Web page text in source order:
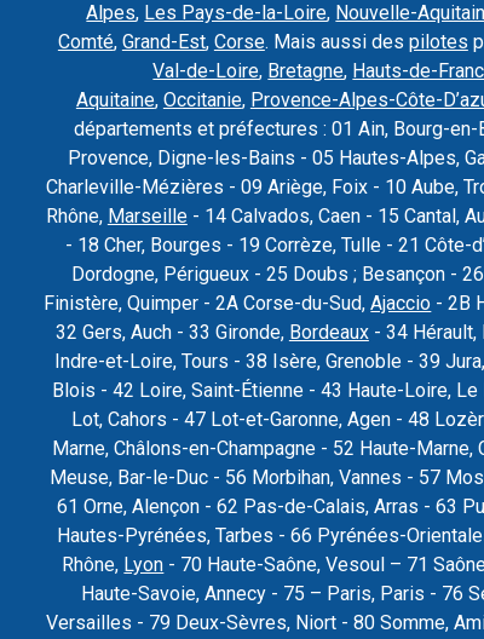
Alpes, Les Pays-de-la-Loire, Nouvelle-
Comté, Grand-Est, Corse. Mais aussi des pilotes
Val-de-Loire, Bretagne, Hauts-de-
Aquitaine, Occitanie, Provence-Alpes-Côte-
départements et préfectures : 01 Ain, Bourg-
Provence, Digne-les-Bains - 05 Hautes-Alpes,
Charleville-Mézières - 09 Ariège, Foix - 10 Aube,
Rhône, Marseille- 14 Calvados, Caen - 15 Cantal,
- 18 Cher, Bourges - 19 Corrèze, Tulle - 21 Côte-
Dordogne, Périgueux - 25 Doubs ; Besançon -
Finistère, Quimper - 2A Corse-du-Sud,Ajaccio - 2B
32 Gers, Auch - 33 Gironde, Bordeaux- 34 Hérault,
Indre-et-Loire, Tours - 38 Isère, Grenoble - 39
Blois - 42 Loire, Saint-Étienne - 43 Haute-Loire,
Lot, Cahors - 47 Lot-et-Garonne, Agen - 48
Marne, Châlons-en-Champagne - 52 Haute-
Meuse, Bar-le-Duc - 56 Morbihan, Vannes - 57
61 Orne, Alençon - 62 Pas-de-Calais, Arras - 63
Hautes-Pyrénées, Tarbes - 66 Pyrénées-
Rhône, Lyon - 70 Haute-Saône, Vesoul – 71
Haute-Savoie, Annecy - 75 – Paris, Paris - 76
Versailles - 79 Deux-Sèvres, Niort - 80 Somme,